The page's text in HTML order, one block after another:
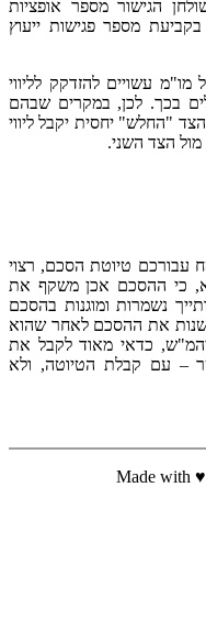
הגישור מספר אופציות
מספר פגישות ייעוץ
עשויים להזדקק לליווי
בכך. לכן, במקרים שבהם
"החלש" יחסית יקבל ליווי
הצד השני.
עבורכם טיוטת הסכם, רצוי
כי ההסכם אכן משקף את
נשמרות ומוגנות בהסכם
את ההסכם לאחר שהוא
כדאי מאוד לקבל את
– עם קבלת הטיוטה, ולא